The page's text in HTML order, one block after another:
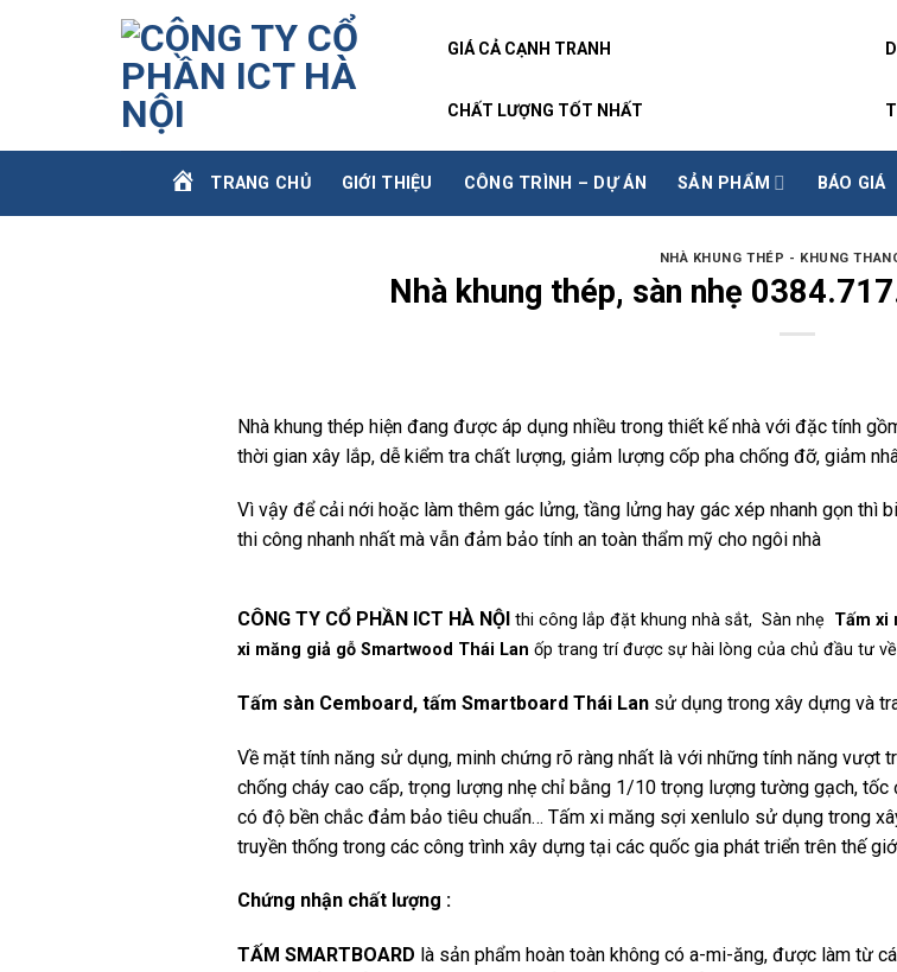
GIÁ CẢ CẠNH TRANH
CHẤT LƯỢNG TỐT NHẤT
TRANG CHỦ GIỚI THIỆU CÔNG TRÌNH – DỰ ÁN SẢN PHẨM BÁO GIÁ
NHÀ KHUNG THÉP - KHUNG
Nhà khung thép, sàn nhẹ
Nhà khung thép hiện đang được áp dụng nhiều trong thiết kế nhà với đặc tính
thời gian xây lắp, dễ kiểm tra chất lượng, giảm lượng cốp pha chống đỡ, giảm
Vì vậy để cải nới hoặc làm thêm gác lửng, tầng lửng hay gác xép nhanh gọn thì
thi công nhanh nhất mà vẫn đảm bảo tính an toàn thẩm mỹ cho ngôi nhà
CÔNG TY CỔ PHẦN ICT HÀ NỘI thi công lắp đặt khung nhà sắt, Sàn nhẹ Tấm xi
xi măng giả gỗ Smartwood Thái Lan ốp trang trí được sự hài lòng của chủ đầu tư
Tấm sàn Cemboard, tấm Smartboard Thái Lan sử dụng trong xây dựng và
Về mặt tính năng sử dụng, minh chứng rõ ràng nhất là với những tính năng vượt
chống cháy cao cấp, trọng lượng nhẹ chỉ bằng 1/10 trọng lượng tường gạch,
có độ bền chắc đảm bảo tiêu chuẩn… Tấm xi măng sợi xenlulo sử dụng trong
truyền thống trong các công trình xây dựng tại các quốc gia phát triển trên thế
Chứng nhận chất lượng :
TẤM SMARTBOARD là sản phẩm hoàn toàn không có a-mi-ăng, được làm từ